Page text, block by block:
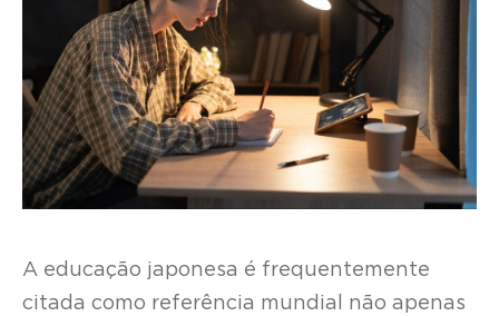
A educação japonesa é frequentemente
citada como referência mundial não apenas